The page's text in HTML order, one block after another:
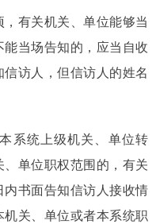
有关机关、单位能够当
当场告知的，应当自收
访人，但信访人的姓名
统上级机关、单位转
单位职权范围的，有关
书面告知信访人接收情
关、单位或者本系统职